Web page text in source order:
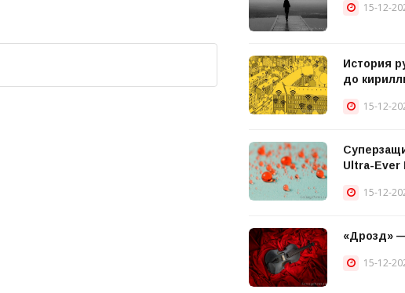
15-12-
История
до
15-12-
Ultra-Ever
15-12-
«Дрозд»
15-12-